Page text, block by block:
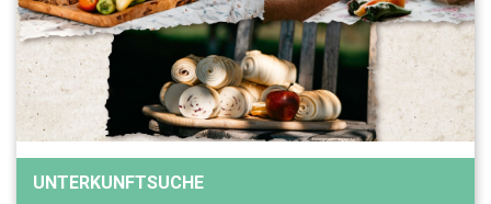
UNTERKUNFTSUCHE